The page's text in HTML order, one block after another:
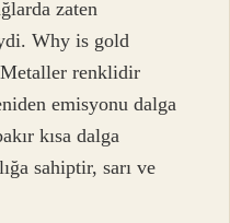
zaten
Why is gold
renklidir
emisyonu dalga
kısa dalga
sahiptir, sarı ve